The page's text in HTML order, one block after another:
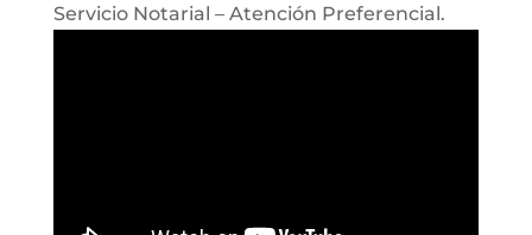
Servicio Notarial – Atención Preferencial.